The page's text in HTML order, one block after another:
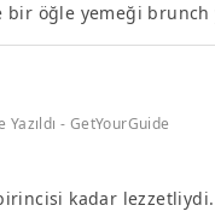
bir öğle yemeği
- GetYourGuide
kadar